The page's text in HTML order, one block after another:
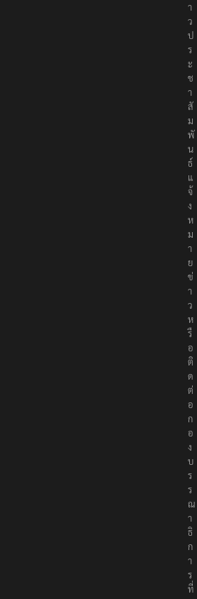
า
ว
ป
ร
ะ
ช
า
สั
ม
พั
น
ธ์
แ
จ้
ง
ห
ม
า
ย
ข่
า
ว
ห
รื
อ
ติ
ด
ต่
อ
ก
อ
ง
บ
ร
ร
ณ
า
ธิ
ก
า
ร
ที่